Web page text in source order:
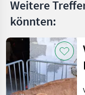
Weitere
könnten: